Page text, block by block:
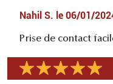
Nahil S. le 06/01/
Prise de contact